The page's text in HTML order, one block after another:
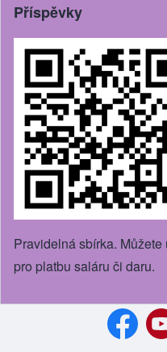
Příspěvky
Pravidelná sbírka.
pro platbu saláru či daru.